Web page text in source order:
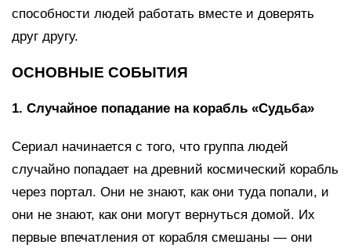
способности людей работать вместе и доверять
друг другу.
ОСНОВНЫЕ СОБЫТИЯ
1. Случайное попадание на корабль «Судьба»
Сериал начинается с того, что группа людей
случайно попадает на древний космический корабль
через портал. Они не знают, как они туда попали, и
они не знают, как они могут вернуться домой. Их
первые впечатления от корабля смешаны — они